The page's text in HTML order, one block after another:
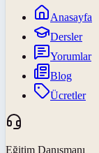
Anasayfa
Dersler
Yorumlar
Blog
Ücretler
Eğitim Danışmanı